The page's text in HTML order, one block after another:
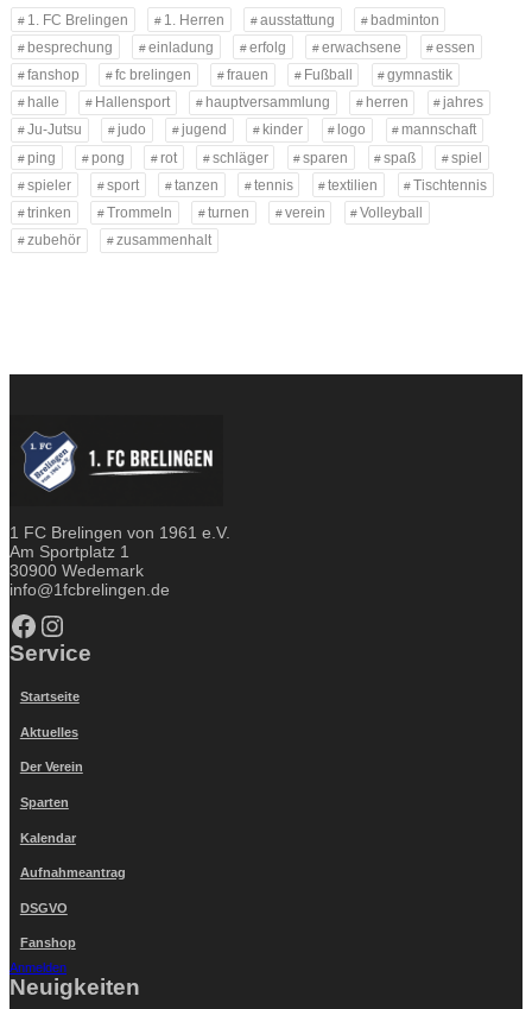
1. FC Brelingen 1. Herren ausstattung
badminton
besprechung
einladung erfolg erwachsene
essen
fanshop
fc brelingen frauen Fußball
gymnastik
halle
Hallensport hauptversammlung herren
jahres
Ju-Jutsu
judo jugend kinder logo
mannschaft
ping
pong rot schläger sparen spaß
spiel
spieler
sport tanzen tennis textilien
Tischtennis
trinken
Trommeln turnen verein
Volleyball
zubehör
zusammenhalt
1 FC Brelingen von 1961 e.V.
Am Sportplatz 1
30900 Wedemark
info@1fcbrelingen.de
Facebook Instagram
Service
Startseite
Aktuelles
Der Verein
Sparten
Kalendar
Aufnahmeantrag
DSGVO
Fanshop
Anmelden
Neuigkeiten